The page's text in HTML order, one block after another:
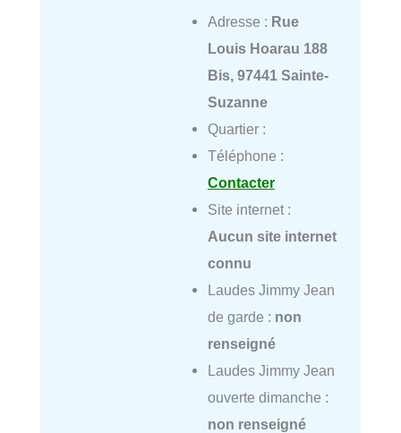
Adresse : Rue
Louis Hoarau 188
Bis, 97441 Sainte-
Suzanne
Quartier :
Téléphone :
Contacter
Site internet :
Aucun site internet
connu
Laudes Jimmy Jean
de garde : non
renseigné
Laudes Jimmy Jean
ouverte dimanche :
non renseigné